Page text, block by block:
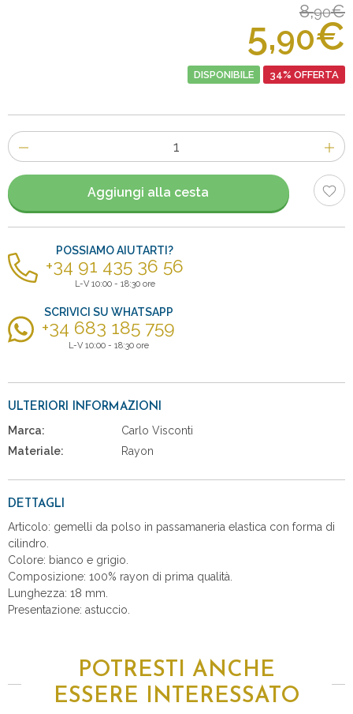
8,90€
5,90€
DISPONIBILE 34% OFFERTA
Numero
di
articoli
Aggiungi alla cesta
POSSIAMO AIUTARTI?
+34 91 435 36 56
L-V 10:00 - 18:30 ore
SCRIVICI SU WHATSAPP
+34 683 185 759
L-V 10:00 - 18:30 ore
ULTERIORI INFORMAZIONI
Marca:
Carlo Visconti
Materiale:
Rayon
DETTAGLI
Articolo: gemelli da polso in passamaneria elastica con forma di
cilindro.
Colore: bianco e grigio.
Composizione: 100% rayon di prima qualità.
Lunghezza: 18 mm.
Presentazione: astuccio.
POTRESTI ANCHE
ESSERE INTERESSATO